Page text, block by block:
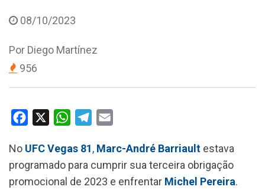
08/10/2023
Por Diego Martínez
956
c
e
b
W
a
t
s
l
e
g
a
i
l
No UFCVegas 81, Marc-André Barriault estava
programado para cumprir sua terceira obrigação
promocional de 2023 e enfrentar Michel Pereira.